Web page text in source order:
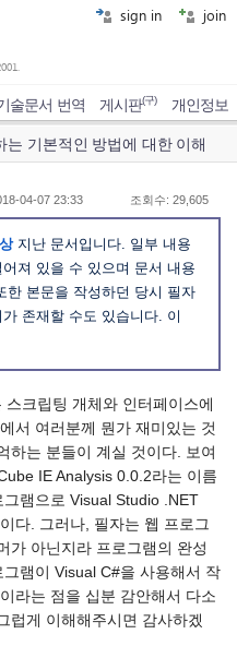
sign in join
술문서 번역 게시판(구) 개인정보
는 기본적인 방법에 대한 이해
04-07 23:33 조회수: 29,605
지난 문서입니다. 일부 내용
져 있을 수 있으며 문서 내용
한 본문을 작성하던 당시 필자
존재할 수도 있습니다. 이
크립팅 개체와 인터페이스에
서 여러분께 뭔가 재미있는 것
하는 분들이 계실 것이다. 보여
IE Analysis 0.0.2라는 이름
램으로 Visual Studio .NET
다. 그러나, 필자는 웹 프로그
가 아닌지라 프로그램의 완성
램이 Visual C#을 사용해서 작
라는 점을 십분 감안해서 다소
럽게 이해해주시면 감사하겠